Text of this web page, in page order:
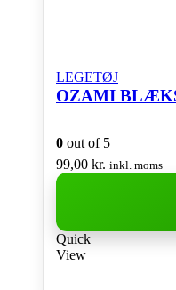
LEGETØJ
OZAMI
0 out of 5
99,00 kr. inkl. moms
Quick
View